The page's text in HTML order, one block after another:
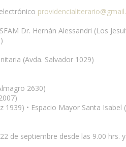
Dr. Hernán Alessandri (Los
(Avda. Salvador 1029)
2630)
• Espacio Mayor Santa Isabel
de septiembre desde las 9.00